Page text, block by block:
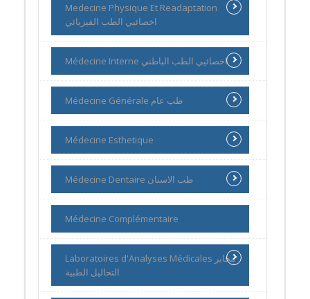
Medecine Physique Et Readaptation
اخصائيي الطب الفيزيائي
Médecine Interne اخصائيي الطب الباطني
Médecine Générale طب عام
Médecine Esthetique
Médecine Dentaire طب الاسنان
Médecine Complémentaire
Laboratoires d'Analyses Médicales مخابر
التحاليل الطبية